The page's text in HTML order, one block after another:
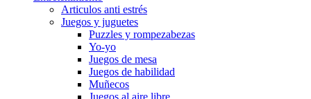
Articulos anti estrés
Juegos y juguetes
Puzzles y rompezabezas
Yo-yo
Juegos de mesa
Juegos de habilidad
Muñecos
Juegos al aire libre